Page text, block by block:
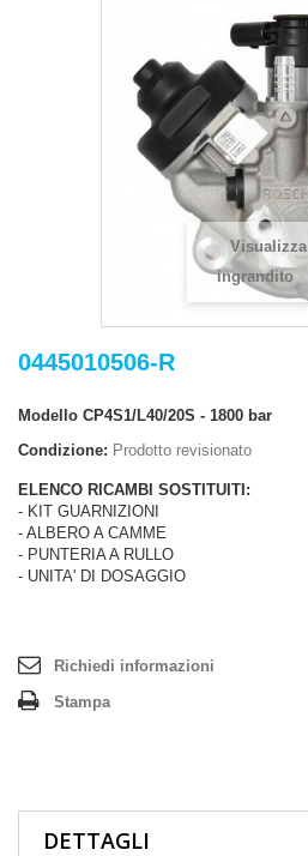
Visualizza
ingrandito
0445010506-R
Modello CP4S1/L40/20S - 1800 bar
Condizione: Prodotto revisionato
ELENCO RICAMBI SOSTITUITI:
- KIT GUARNIZIONI
- ALBERO A CAMME
- PUNTERIA A RULLO
- UNITA' DI DOSAGGIO
Richiedi informazioni
Stampa
DETTAGLI